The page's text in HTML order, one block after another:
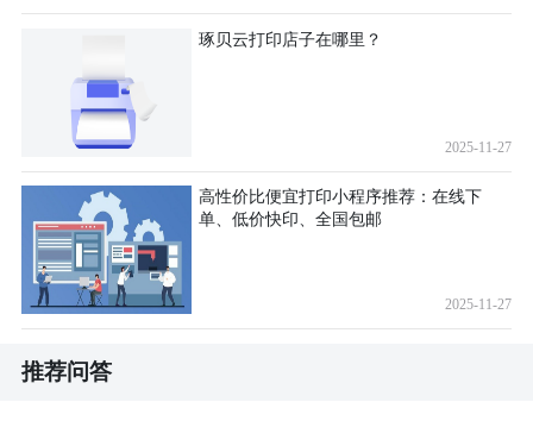
琢贝云打印店子在哪里？
2025-11-27
高性价比便宜打印小程序推荐：在线下
单、低价快印、全国包邮
2025-11-27
推荐问答